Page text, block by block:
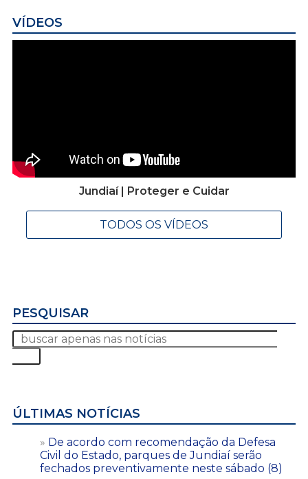
VÍDEOS
Jundiaí | Proteger e Cuidar
TODOS OS VÍDEOS
PESQUISAR
ÚLTIMAS NOTÍCIAS
De acordo com recomendação da Defesa
Civil do Estado, parques de Jundiaí serão
fechados preventivamente neste sábado (8)